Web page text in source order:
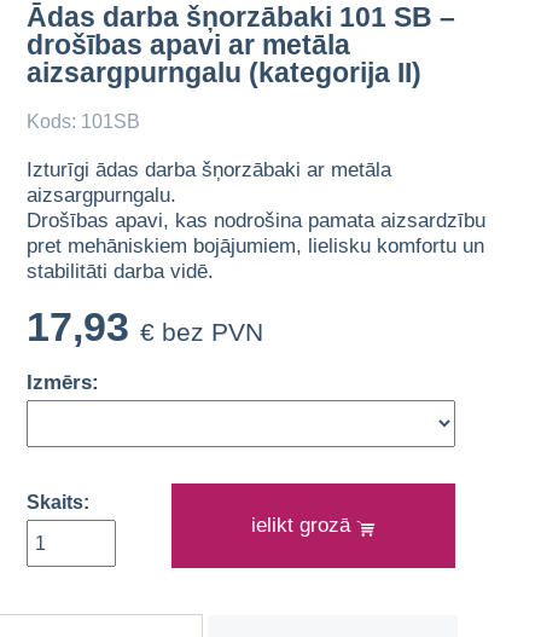
Ādas darba šņorzābaki 101 SB –
drošības apavi ar metāla
aizsargpurngalu (kategorija II)
Kods: 101SB
Izturīgi ādas darba šņorzābaki ar metāla
aizsargpurngalu.
Drošības apavi, kas nodrošina pamata aizsardzību
pret mehāniskiem bojājumiem, lielisku komfortu un
stabilitāti darba vidē.
17,93 € bez PVN
Izmērs:
Skaits:
ielikt grozā